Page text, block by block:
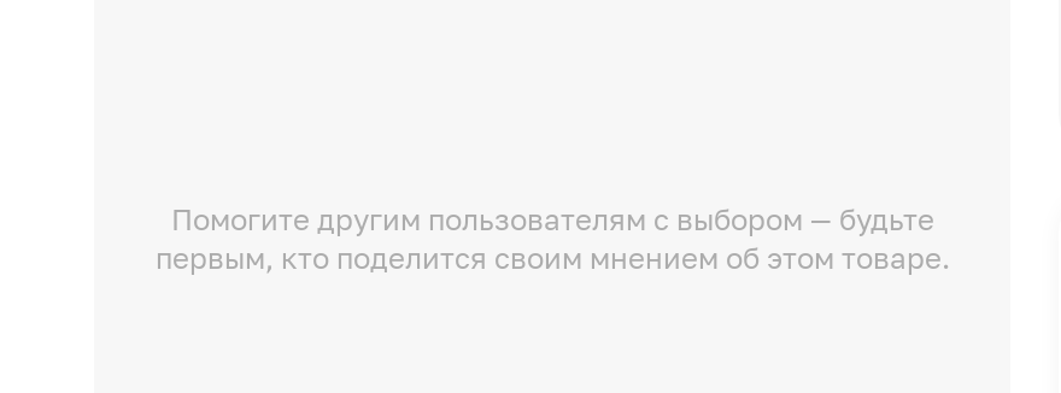
Помогите другим пользователям с выбором — будьте
первым, кто поделится своим мнением об этом товаре.